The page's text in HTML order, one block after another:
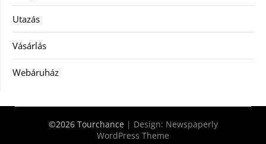
Utazás
Vásárlás
Webáruház
©2026 Tourchance | Design: Newspaperly
WordPress Theme